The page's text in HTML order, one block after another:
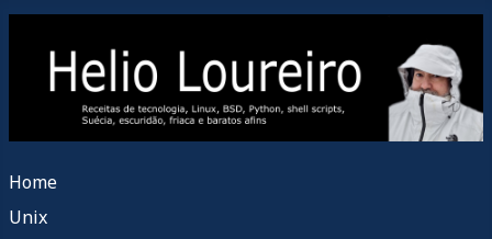
Home
Unix